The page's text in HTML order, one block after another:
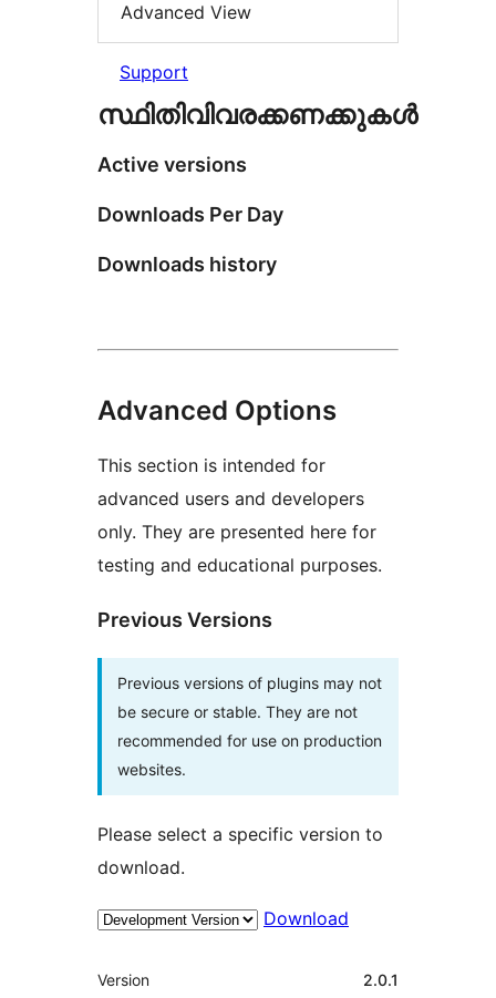
Advanced View
Support
സ്ഥിതിവിവരക്കണക്കുകള്‍
Active versions
Downloads Per Day
Downloads history
Advanced Options
This section is intended for
advanced users and developers
only. They are presented here for
testing and educational purposes.
Previous Versions
Previous versions of plugins may not
be secure or stable. They are not
recommended for use on production
websites.
Please select a specific version to
download.
Download
Meta
Version 2.0.1